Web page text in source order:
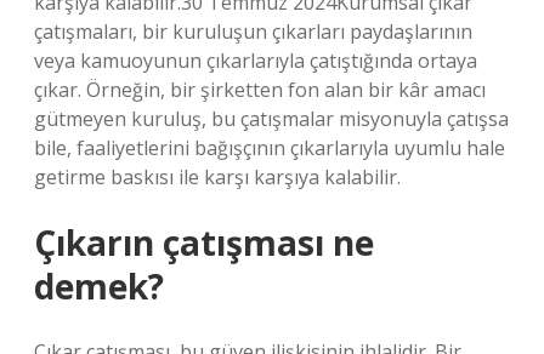
çatışmaları, bir kuruluşun çıkarları paydaşlarının
veya kamuoyunun çıkarlarıyla çatıştığında ortaya
çıkar. Örneğin, bir şirketten fon alan bir kâr amacı
gütmeyen kuruluş, bu çatışmalar misyonuyla çatışsa
bile, faaliyetlerini bağışçının çıkarlarıyla uyumlu hale
getirme baskısı ile karşı karşıya kalabilir.
Çıkarın çatışması ne
demek?